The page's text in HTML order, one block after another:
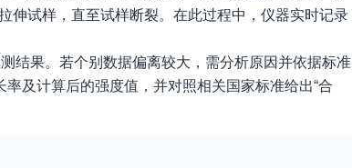
伸试样，直至试样断裂。在此过程中，仪器实时记录
结果。若个别数据偏离较大，需分析原因并依据标准
及计算后的强度值，并对照相关国家标准给出“合